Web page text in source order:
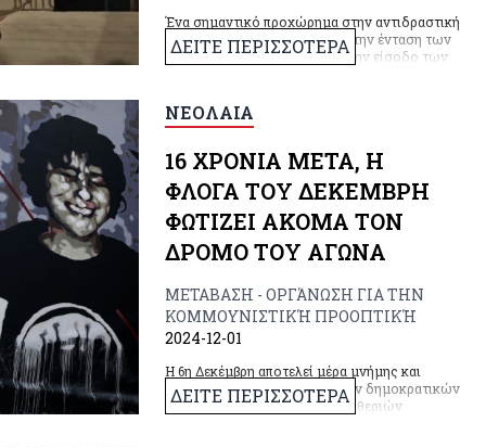
Ένα σημαντικό προχώρημα στην αντιδραστική
εκπαιδευτική αναδιάρθρωση, την ένταση των
κοινωνικών διακρίσεων και την είσοδο των
Λυκείων σε "Δημόσια Ωνάσεια Σχολεία"
(ΔΗΜ.Ω.Σ.).
ΔΕΙΤΕ ΠΕΡΙΣΣΟΤΕΡΑ
ΝΕΟΛΑΙΑ
16 ΧΡΟΝΙΑ ΜΕΤΑ, Η
ΦΛΟΓΑ ΤΟΥ ΔΕΚΕΜΒΡΗ
ΦΩΤΙΖΕΙ ΑΚΟΜΑ ΤΟΝ
ΔΡΟΜΟ ΤΟΥ ΑΓΩΝΑ
ΜΕΤΑΒΑΣΗ - ΟΡΓΆΝΩΣΗ ΓΙΑ ΤΗΝ
ΚΟΜΜΟΥΝΙΣΤΙΚΉ ΠΡΟΟΠΤΙΚΉ
2024-12-01
Η 6η Δεκέμβρη αποτελεί μέρα μνήμης και
αγώνα για την υπεράσπιση των δημοκρατικών
δικαιωμάτων και λαϊκών ελευθεριών
ΔΕΙΤΕ ΠΕΡΙΣΣΟΤΕΡΑ